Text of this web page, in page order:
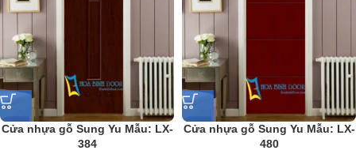
Cửa nhựa gỗ Sung Yu Mẫu: LX-
384
Cửa nhựa gỗ Sung Yu Mẫu: LX-
480